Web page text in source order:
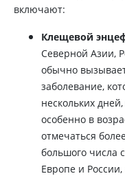
включают:
Клещевой
Северной Азии,
обычно
заболевание,
нескольких
особенно в
отмечаться
большого числа
Европе и